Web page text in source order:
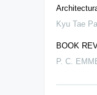
Kyu Tae
BOOK
P. C.